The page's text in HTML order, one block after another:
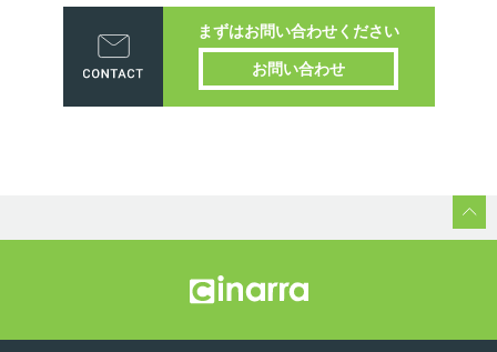
まずはお問い合わせください
お問い合わせ